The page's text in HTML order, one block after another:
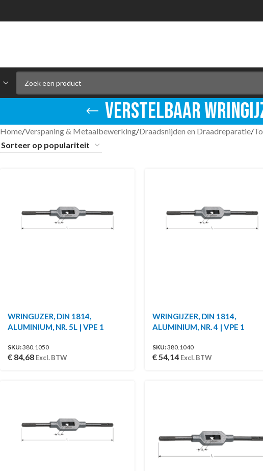
Verstelbaar
Home/Verspaning & Metaalbewerking/Draadsnijden en Draadreparatie/
WRINGIJZER, DIN 1814,
ALUMINIUM, NR. 5L | VPE 1
SKU:380.1050
€ 84,68 Excl. BTW
WRINGIJZER, DIN 1814,
ALUMINIUM, NR. 4 | VPE 1
SKU:380.1040
€54,14 Excl. BTW